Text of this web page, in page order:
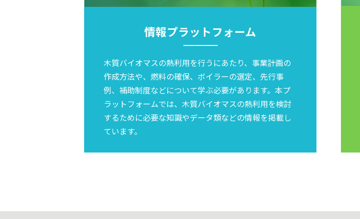
情報プラットフォーム
木質バイオマスの熱利用を行うにあたり、事業計画の
作成方法や、燃料の確保、ボイラーの選定、先行事
例、補助制度などについて学ぶ必要があります。本プ
ラットフォームでは、木質バイオマスの熱利用を検討
するために必要な知識やデータ類などの情報を掲載し
ています。